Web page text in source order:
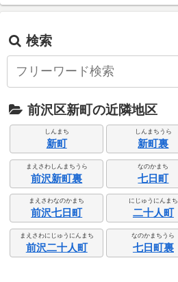
検索
前沢区新町の近隣地区
しんまち
新町
しんまちうら
新町裏
まえさわしんまちうら
前沢新町裏
なのかまち
七日町
まえさわなのかまち
前沢七日町
にじゅうにんまち
二十人町
まえさわにじゅうにんまち
前沢二十人町
なのかまちうら
七日町裏